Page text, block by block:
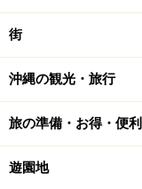
街
沖縄の観光・旅行
旅の準備・お得・便利
遊園地